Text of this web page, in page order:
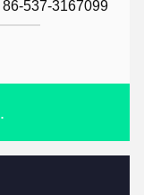
86-537-3167099